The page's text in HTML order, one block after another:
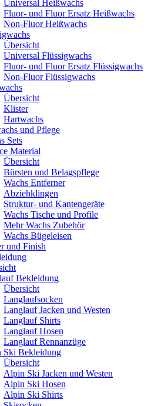
Universal Heißwachs
Fluor- und Fluor Ersatz Heißwachs
Non-Fluor Heißwachs
Übersicht
Universal Flüssigwachs
Fluor- und Fluor Ersatz Flüssigwachs
Non-Fluor Flüssigwachs
Übersicht
Klister
Hartwachs
und Pflege
Sets
Material
Übersicht
Bürsten und Belagspflege
Wachs Entferner
Abziehklingen
Struktur- und Kantengeräte
Wachs Tische und Profile
Mehr Wachs Zubehör
Wachs Bügeleisen
und Finish
Bekleidung
Übersicht
Langlaufsocken
Langlauf Jacken und Westen
Langlauf Shirts
Langlauf Hosen
Langlauf Rennanzüge
Ski Bekleidung
Übersicht
Alpin Ski Jacken und Westen
Alpin Ski Hosen
Alpin Ski Shirts